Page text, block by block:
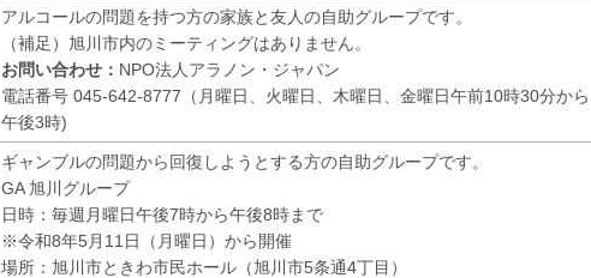
アルコールの問題を持つ方の家族と友人の自助グループです。
（補足）旭川市内のミーティングはありません。
お問い合わせ： NPO法人アラノン・ジャパン
電話番号 045-642-8777（月曜日、火曜日、木曜日、金曜日午前10時30分から
午後3時)
ギャンブルの問題から回復しようとする方の自助グループです。
GA 旭川グループ
日時：毎週月曜日午後7時から午後8時まで
※令和8年5月11日（月曜日）から開催
場所：旭川市ときわ市民ホール（旭川市5条通4丁目）